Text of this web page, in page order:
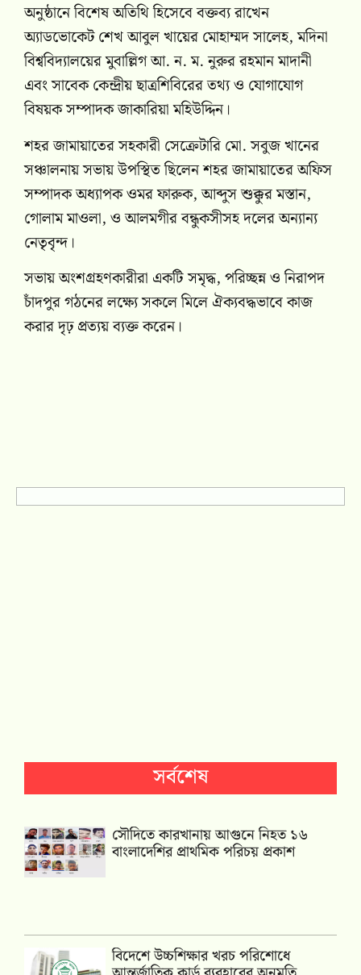
অনুষ্ঠানে বিশেষ অতিথি হিসেবে বক্তব্য রাখেন
অ্যাডভোকেট শেখ আবুল খায়ের মোহাম্মদ সালেহ, মদিনা
বিশ্ববিদ্যালয়ের মুবাল্লিগ আ. ন. ম. নুরুর রহমান মাদানী
এবং সাবেক কেন্দ্রীয় ছাত্রশিবিরের তথ্য ও যোগাযোগ
বিষয়ক সম্পাদক জাকারিয়া মহিউদ্দিন।
শহর জামায়াতের সহকারী সেক্রেটারি মো. সবুজ খানের
সঞ্চালনায় সভায় উপস্থিত ছিলেন শহর জামায়াতের অফিস
সম্পাদক অধ্যাপক ওমর ফারুক, আব্দুস শুক্কুর মস্তান,
গোলাম মাওলা, ও আলমগীর বন্ধুকসীসহ দলের অন্যান্য
নেতৃবৃন্দ।
সভায় অংশগ্রহণকারীরা একটি সমৃদ্ধ, পরিচ্ছন্ন ও নিরাপদ
চাঁদপুর গঠনের লক্ষ্যে সকলে মিলে ঐক্যবদ্ধভাবে কাজ
করার দৃঢ় প্রত্যয় ব্যক্ত করেন।
সর্বশেষ
সৌদিতে কারখানায় আগুনে নিহত ১৬
বাংলাদেশির প্রাথমিক পরিচয় প্রকাশ
বিদেশে উচ্চশিক্ষার খরচ পরিশোধে